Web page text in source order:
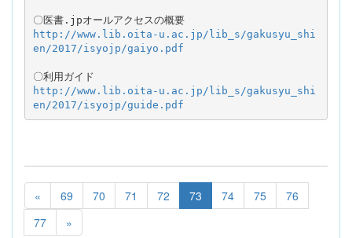
〇医書.jpオールアクセスの概要
http://www.lib.oita-u.ac.jp/lib_s/gakusyu_shi
en/2017/isyojp/gaiyo.pdf
〇利用ガイド
http://www.lib.oita-u.ac.jp/lib_s/gakusyu_shi
en/2017/isyojp/guide.pdf
« 69 70 71 72 73 74 75
76
77
»